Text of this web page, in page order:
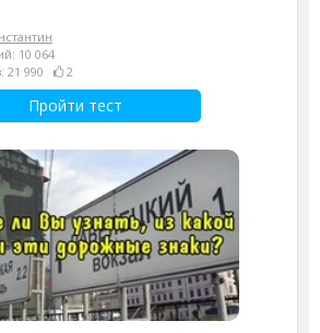
10 064
21 990
2
Пройти тест